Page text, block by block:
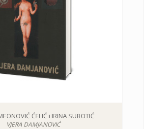
ĆELIĆ i IRINA SUBOTIĆ
VJERA DAMJANOVIĆ